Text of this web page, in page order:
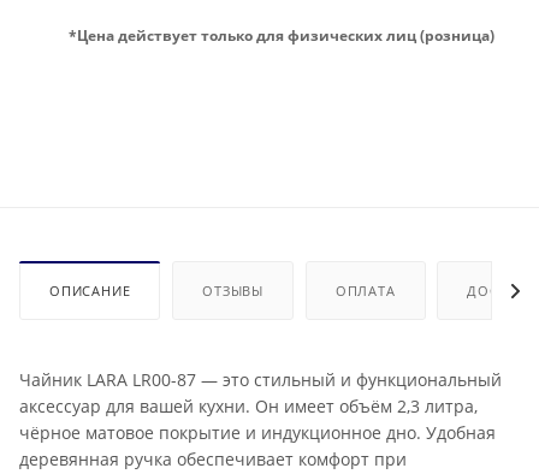
*Цена действует только для физических лиц (розница)
ОПИСАНИЕ ОТЗЫВЫ ОПЛАТА
Чайник LARA LR00-87 — это стильный и функциональный
аксессуар для вашей кухни. Он имеет объём 2,3 литра,
чёрное матовое покрытие и индукционное дно. Удобная
деревянная ручка обеспечивает комфорт при